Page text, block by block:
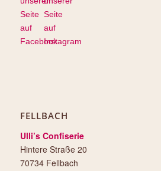
FELLBACH
Ulli’s Confiserie
Hintere Straße 20
70734 Fellbach